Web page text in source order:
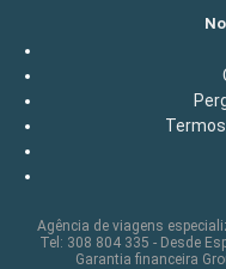
Agência de viagens
Tel: 308 804 335 - Desde
Garantia financeira